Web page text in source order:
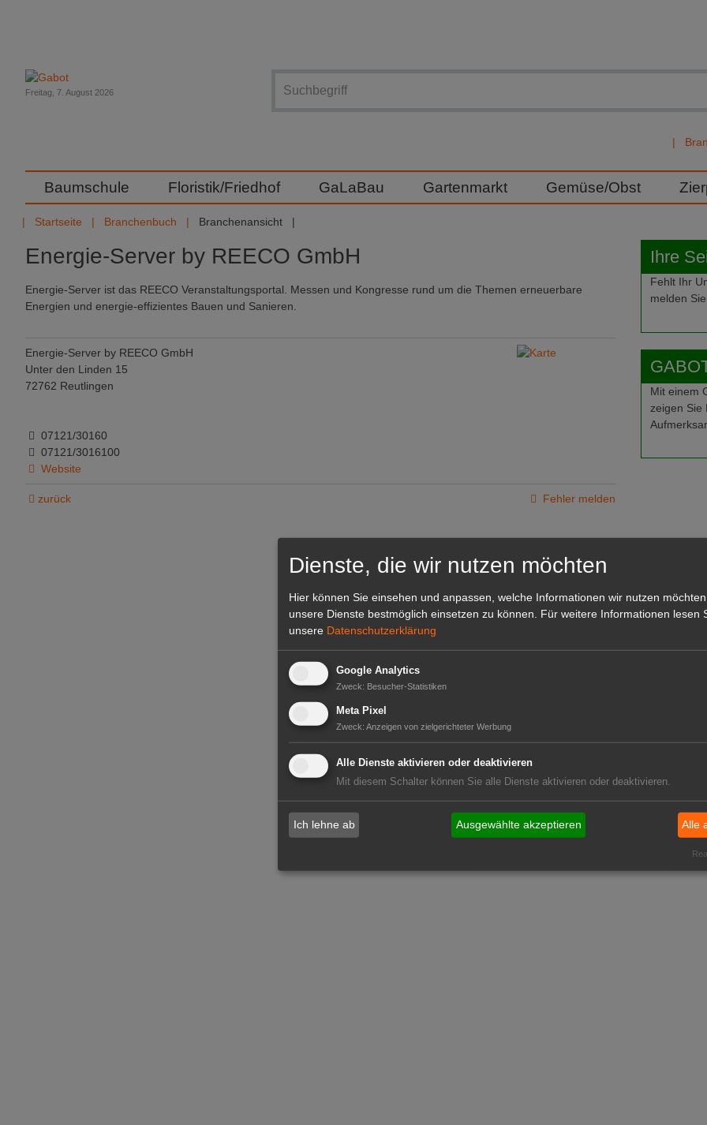
Freitag, 7. August 2026
Baumschule Floristik/Friedhof GaLaBau Gartenmarkt Gemüse/Obst
Startseite Branchenbuch Branchenansicht
Energie-Server by REECO GmbH
Energie-Server ist das REECO Veranstaltungsportal. Messen und Kongresse rund um die Themen erneuerbare
Energien und energie-effizientes Bauen und Sanieren.
Energie-Server by REECO GmbH
Unter den Linden 15
72762 Reutlingen
07121/30160
07121/3016100
Website
zurück Fehler melden
Ihre
Fehlt Ihr
melden
Mit einem
zeigen Sie
Dienste, die wir nutzen möchten
Hier können Sie einsehen und anpassen, welche Informationen wir nutzen
unsere Dienste bestmöglich einsetzen zu können.
Für weitere Informationen lesen
unsere Datenschutzerklärung
Google Analytics
Zweck: Besucher-Statistiken
Meta Pixel
Zweck: Anzeigen von zielgerichteter Werbung
Alle Dienste aktivieren oder deaktivieren
Mit diesem Schalter können Sie alle Dienste aktivieren oder deaktivieren.
Ich lehne ab Ausgewählte akzeptieren Alle